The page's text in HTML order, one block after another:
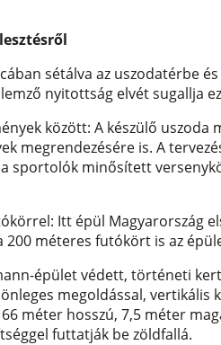
sétálva az uszodatérbe
nyitottság elvét sugallja
között: A készülő uszoda
megrendezésére is. A
sportolók minősített
Itt épül Magyarország
200 méteres futókört is az
épület védett, történeti
megoldással,
méter hosszú, 7,5 méter
futtatják be zöldfallá.